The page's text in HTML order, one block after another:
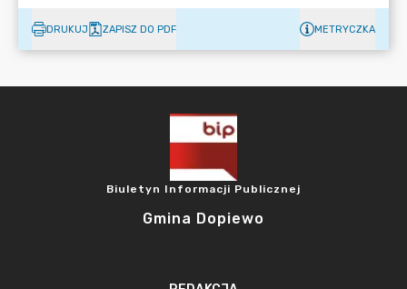
DRUKUJ ZAPISZ DO PDF METRYCZKA
Biuletyn Informacji Publicznej
Gmina Dopiewo